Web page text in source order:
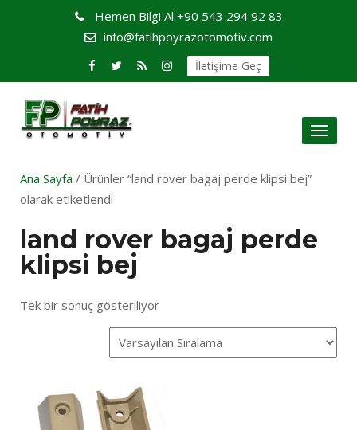
Hemen Bilgi Al +90 543 294 92 83
info@fatihpoyrazotomotiv.com
İletişime Geç
Toggle
Ana Sayfa / Ürünler “land rover bagaj perde klipsi bej”
olarak etiketlendi
land rover bagaj perde
klipsi bej
Tek bir sonuç gösteriliyor